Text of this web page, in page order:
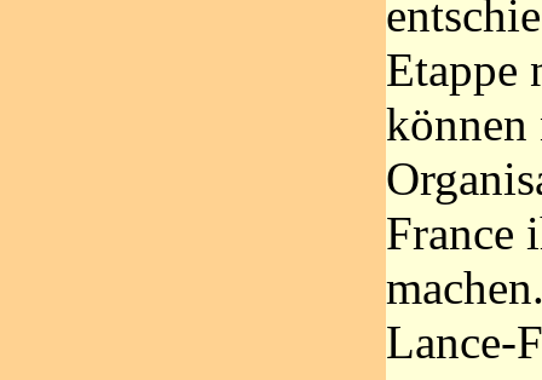
Etappe
können
France
Lance-